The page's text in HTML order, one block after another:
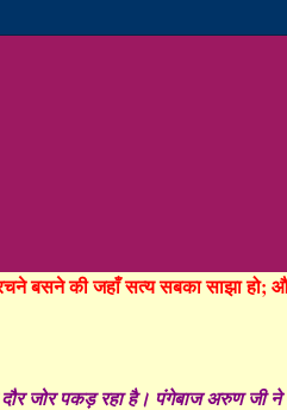
बसने की जहाँ सत्य सबका साझा
जोर पकड़ रहा है। पंगेबाज अरुण जी ने